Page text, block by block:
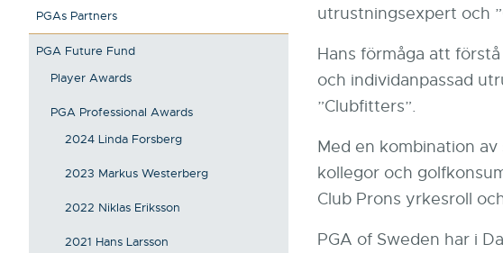
PGAs Partners
PGA Future Fund
Player Awards
PGA Professional Awards
2024 Linda Forsberg
2023 Markus Westerberg
2022 Niklas Eriksson
2021 Hans Larsson
utrustningsexpert och
Hans förmåga att
och individanpassad
”Clubfitters”.
Med en kombination
kollegor och
Club Prons yrkesroll
PGA of Sweden har i